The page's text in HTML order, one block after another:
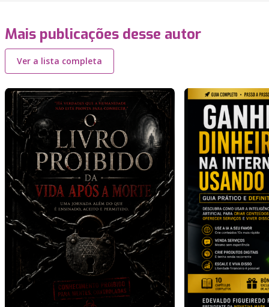
Mais publicações desse autor
Ver a lista completa